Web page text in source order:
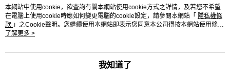
热门标签
本網站中使用cookie，欲查詢有關本網站使用cookie方式之詳情，及若您不希望
在電腦上使用cookie時應如何變更電腦的cookie設定，請參閱本網站「 隱私權條
款 」之Cookie聲明。您繼續使用本網站即表示您同意本公司得按本網站使用條款
之Cookie聲明使用cookie。
了解更多 >
我知道了